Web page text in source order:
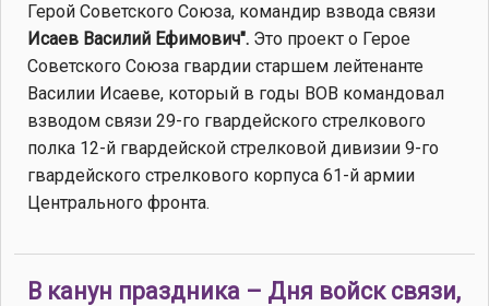
Герой Советского Союза, командир взвода связи
Исаев Василий Ефимович". Это проект о Герое
Советского Союза гвардии старшем лейтенанте
Василии Исаеве, который в годы ВОВ командовал
взводом связи 29-го гвардейского стрелкового
полка 12-й гвардейской стрелковой дивизии 9-го
гвардейского стрелкового корпуса 61-й армии
Центрального фронта.
В канун праздника – Дня войск связи,